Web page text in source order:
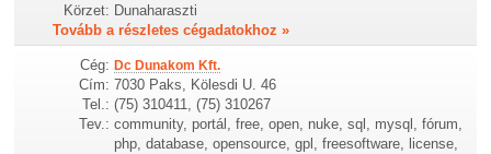
Körzet: Dunaharaszti
Tovább a részletes cégadatokhoz »
Cég: Dc Dunakom Kft.
Cím: 7030 Paks, Kölesdi U. 46
Tel.: (75) 310411, (75) 310267
Tev.: community, portál, free, open, nuke, sql, mysql, fórum,
php, database, opensource, gpl, freesoftware, license,